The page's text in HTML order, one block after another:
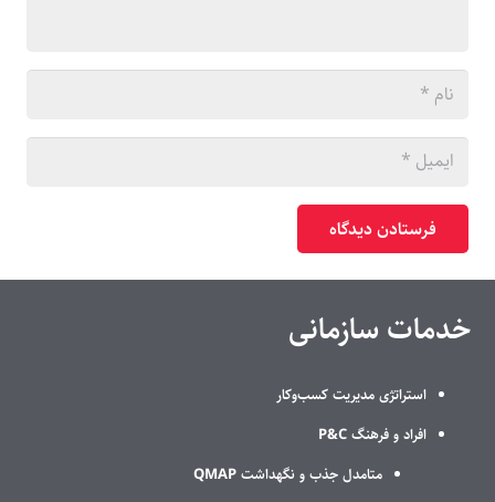
فرستادن دیدگاه
خدمات سازمانی
استراتژی مدیریت کسب‌وکار
افراد و فرهنگ P&C
متامدل جذب و نگهداشت QMAP